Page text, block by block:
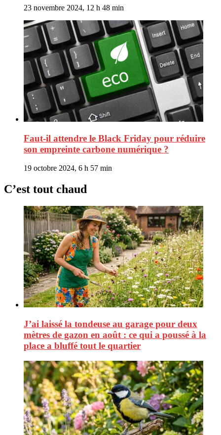
23 novembre 2024, 12 h 48 min
Faut-il attendre le Black Friday pour réduire
son empreinte carbone numérique ?
19 octobre 2024, 6 h 57 min
C’est tout chaud
J’ai laissé la tondeuse au garage pour deux
mètres de gazon en août : ce qui a poussé à la
place a bluffé tout le quartier